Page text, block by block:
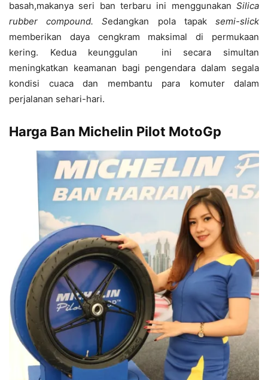
basah,makanya seri ban terbaru ini menggunakan Silica
rubber compound. Sedangkan pola tapaksemi-slick
memberikan daya cengkram maksimal di permukaan
kering. Kedua keunggulan ini secara simultan
meningkatkan keamanan bagi pengendara dalam segala
kondisi cuaca dan membantu para komuter dalam
perjalanan sehari-hari.
Harga Ban Michelin Pilot MotoGp